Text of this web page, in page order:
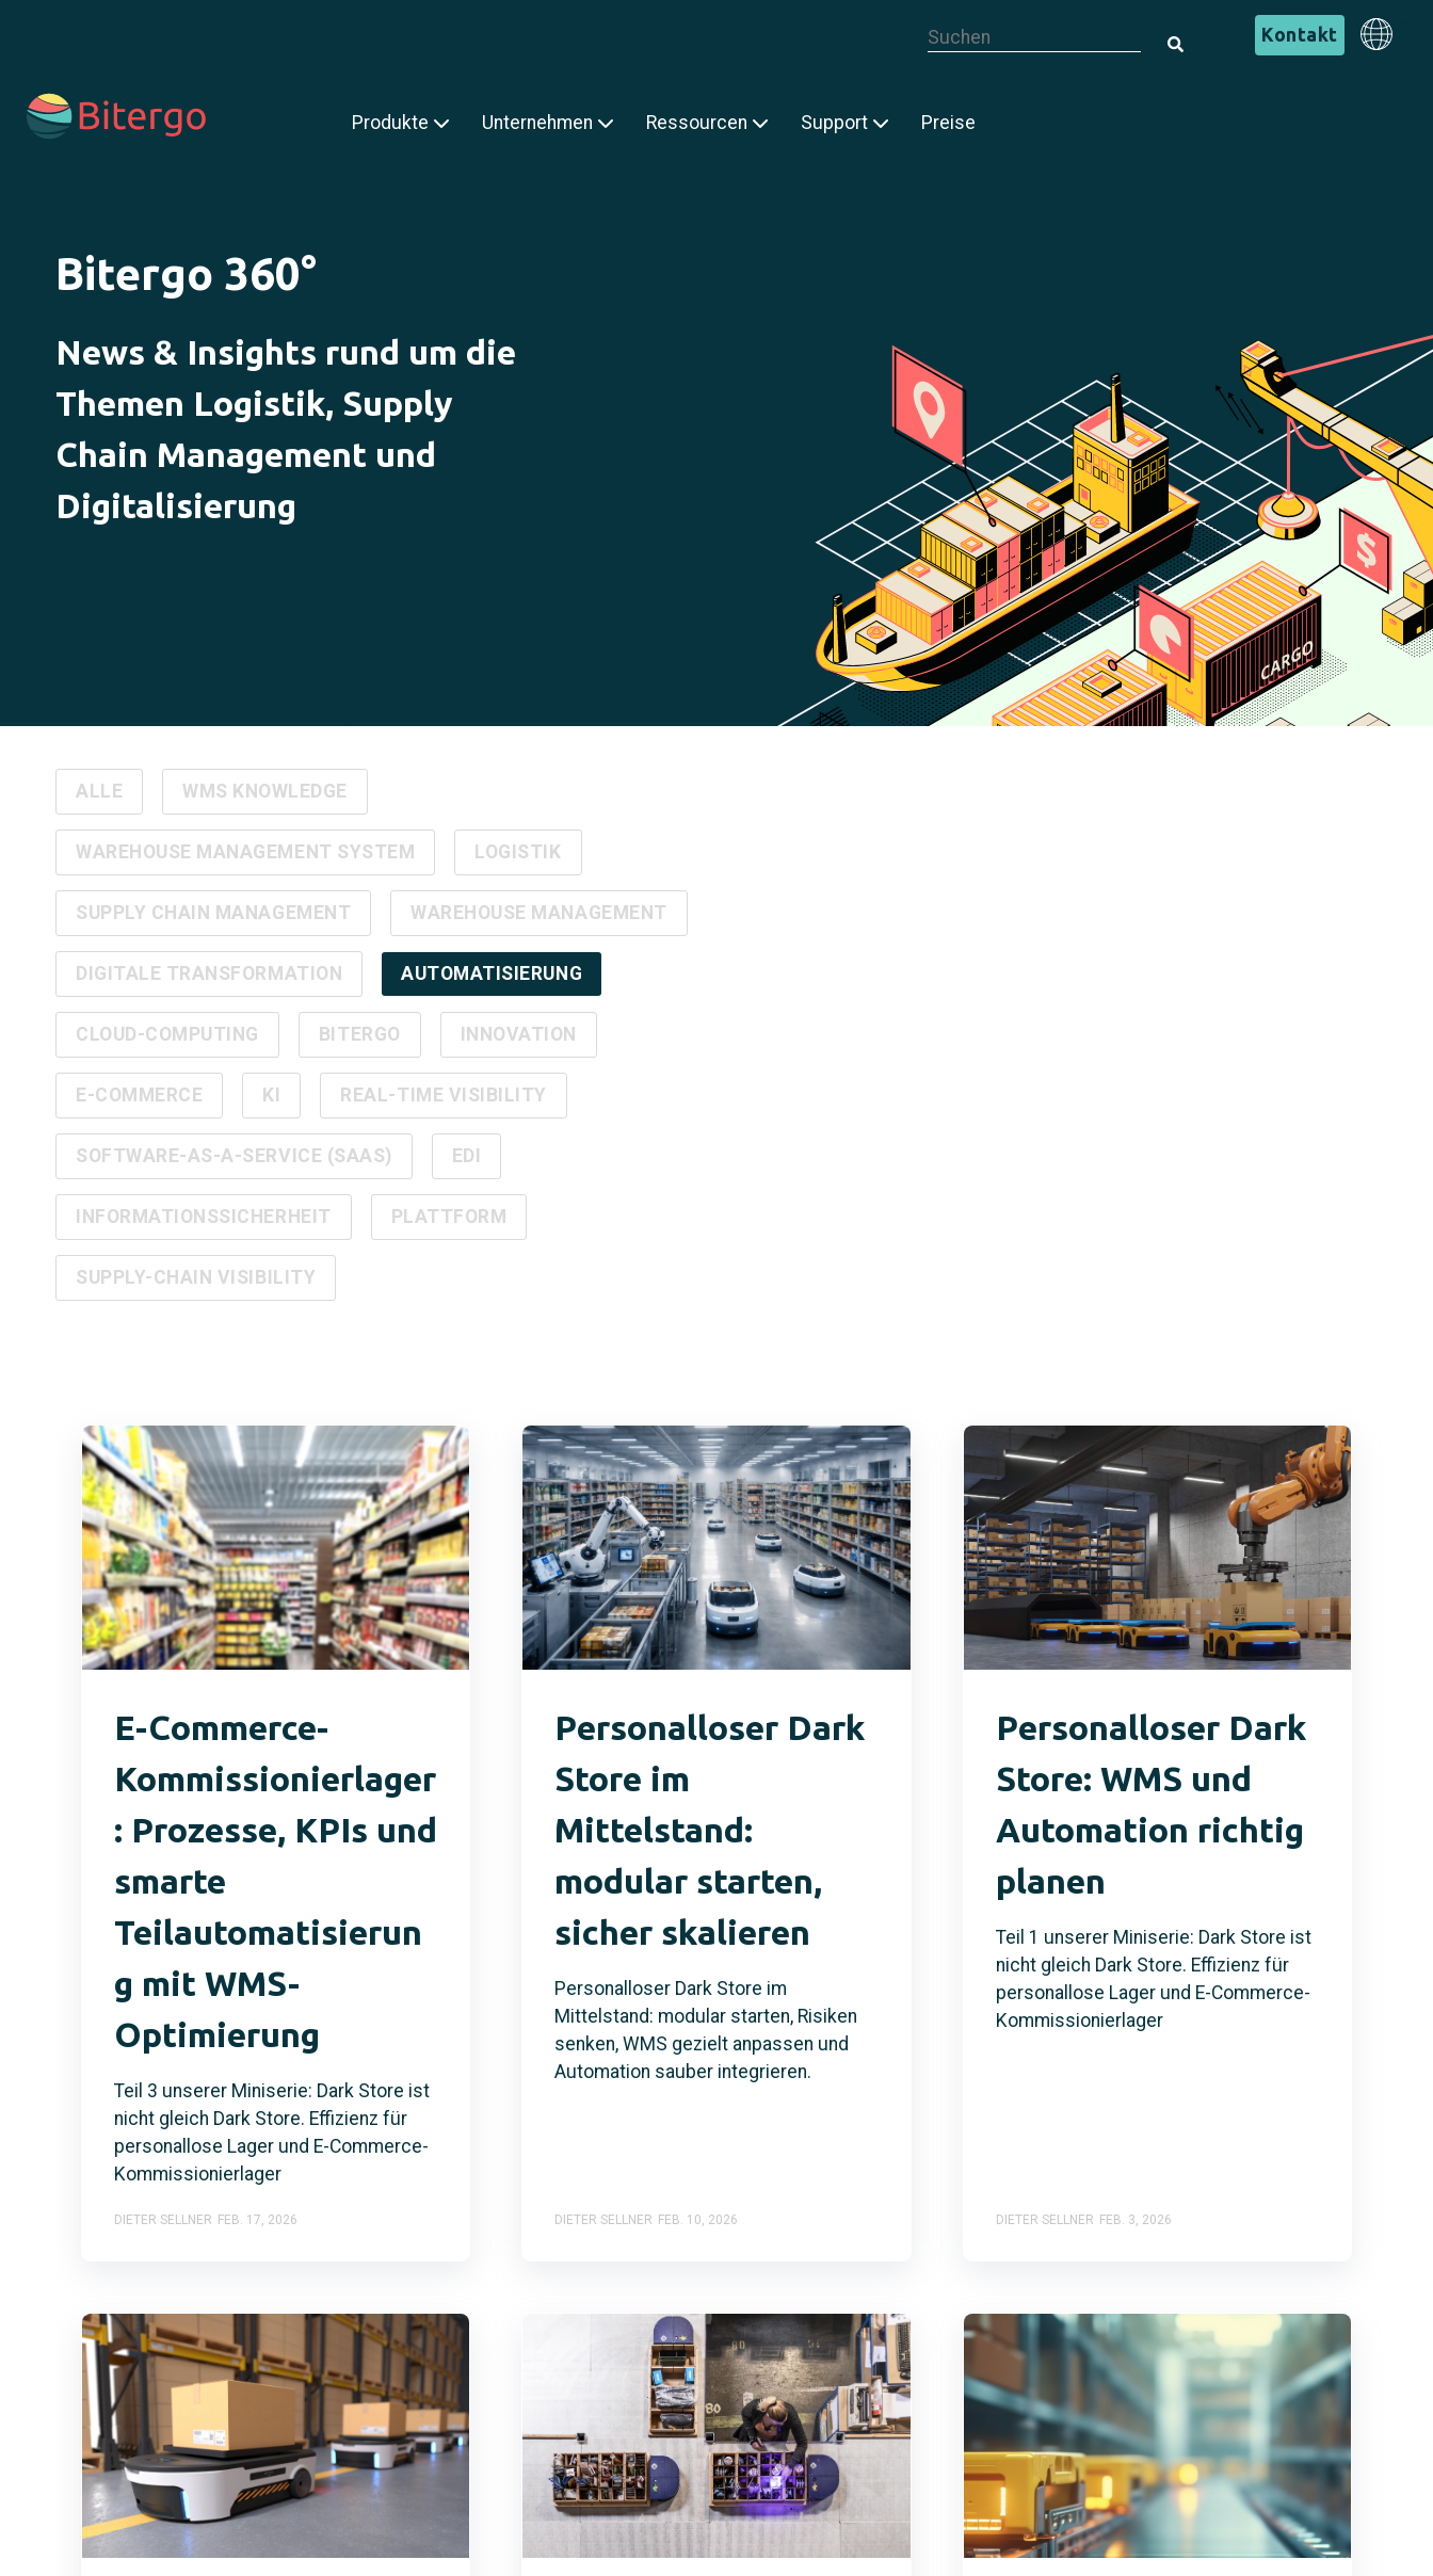
Kontakt
Deutsch
Produkte Unternehmen Ressourcen Support Preise
ist ein Suchfeld mit einer automatischen Vorschlagsfunktion.
Bitergo 360°
News & Insights rund um die
Themen Logistik, Supply
Chain Management und
Digitalisierung
ALLE WMS KNOWLEDGE
WAREHOUSE MANAGEMENT SYSTEM LOGISTIK
SUPPLY CHAIN MANAGEMENT WAREHOUSE MANAGEMENT
DIGITALE TRANSFORMATION AUTOMATISIERUNG
CLOUD-COMPUTING BITERGO INNOVATION
E-COMMERCE KI REAL-TIME VISIBILITY
SOFTWARE-AS-A-SERVICE (SAAS) EDI
INFORMATIONSSICHERHEIT PLATTFORM
SUPPLY-CHAIN VISIBILITY
E-Commerce-
Kommissionierlager
: Prozesse, KPIs und
smarte
Teilautomatisierun
g mit WMS-
Optimierung
Teil 3 unserer Miniserie: Dark Store ist
nicht gleich Dark Store. Effizienz für
personallose Lager und E-Commerce-
Kommissionierlager
DIETER SELLNER FEB. 17, 2026
Personalloser Dark
Store im
Mittelstand:
modular starten,
sicher skalieren
Personalloser Dark Store im
Mittelstand: modular starten, Risiken
senken, WMS gezielt anpassen und
Automation sauber integrieren.
DIETER SELLNER FEB. 10, 2026
Personalloser Dark
Store: WMS und
Automation richtig
planen
Teil 1 unserer Miniserie: Dark Store ist
nicht gleich Dark Store. Effizienz für
personallose Lager und E-Commerce-
Kommissionierlager
DIETER SELLNER FEB. 3, 2026